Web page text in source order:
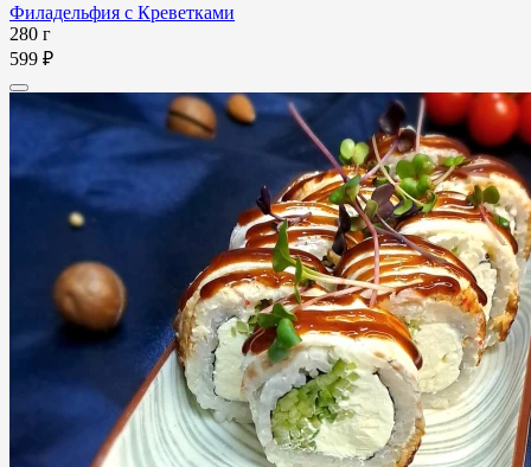
Филадельфия с Креветками
280 г
599 ₽